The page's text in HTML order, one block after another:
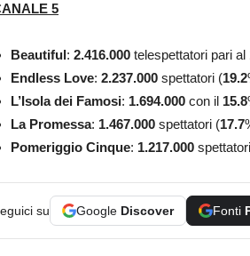
5
Beautiful: 2.416.000 telespettatori pari al
Endless Love: 2.237.000 spettatori (19.2
L’Isola dei Famosi: 1.694.000 con il 15.8
La Promessa: 1.467.000 spettatori (17.7
Pomeriggio Cinque: 1.217.000
su Google Discover Fonti